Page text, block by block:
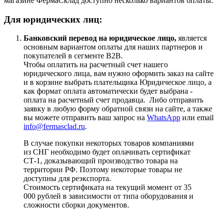
Для юридических лиц:
Банковский перевод на юридическое лицо, является
основным вариантом оплаты для наших партнеров и
покупателей в сегменте B2B.
Чтобы оплатить на расчетный счет нашего
юридического лица, вам нужно оформить заказ на сайте
и в корзине выбрать плательщика Юридическое лицо, а
как формат оплата автоматически будет выбрана -
оплата на расчетный счет продавца. Либо отправить
заявку в любую форму обратной связи на сайте, а также
вы можете отправить ваш запрос на WhatsApp или email
info@fermasclad.ru.
В случае покупки некоторых товаров компаниями
из СНГ необходимо будет оплачивать сертификат
СТ-1, доказывающий производство товара на
территории РФ. Поэтому некоторые товары не
доступны для реэкспорта.
Стоимость сертификата на текущий момент от 35
000 рублей в зависимости от типа оборудования и
сложности сборки документов.